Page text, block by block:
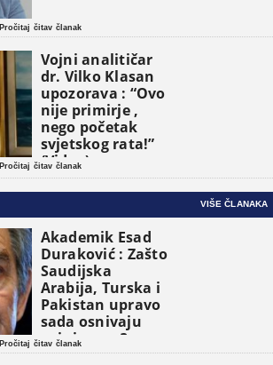
Pročitaj čitav članak
Vojni analitičar
dr. Vilko Klasan
upozorava : “Ovo
nije primirje ,
nego početak
svjetskog rata!”
(Video)
Pročitaj čitav članak
VIŠE ČLANAKA
Akademik Esad
Duraković : Zašto
Saudijska
Arabija, Turska i
Pakistan upravo
sada osnivaju
vojni savez?
Pročitaj čitav članak